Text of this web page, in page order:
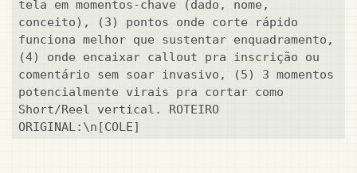
tela em momentos-chave (dado, nome,
conceito), (3) pontos onde corte rápido
funciona melhor que sustentar enquadramento,
(4) onde encaixar callout pra inscrição ou
comentário sem soar invasivo, (5) 3 momentos
potencialmente virais pra cortar como
Short/Reel vertical. ROTEIRO
ORIGINAL:\n[COLE]